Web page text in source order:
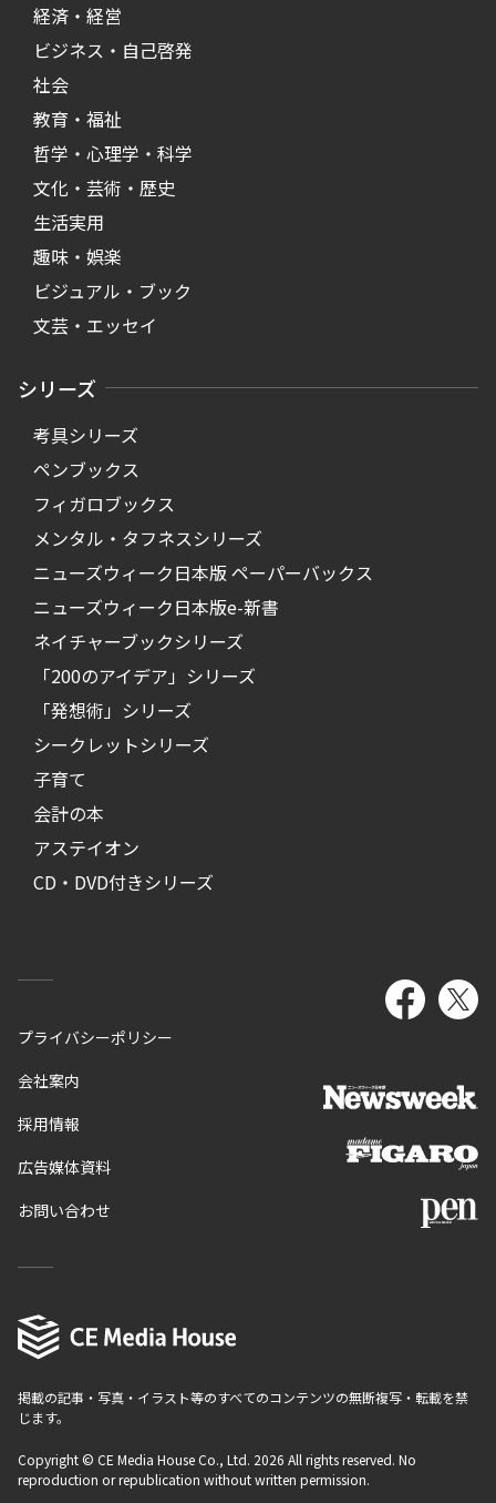
経済・経営
ビジネス・自己啓発
社会
教育・福祉
哲学・心理学・科学
文化・芸術・歴史
生活実用
趣味・娯楽
ビジュアル・ブック
文芸・エッセイ
シリーズ
考具シリーズ
ペンブックス
フィガロブックス
メンタル・タフネスシリーズ
ニューズウィーク日本版 ペーパーバックス
ニューズウィーク日本版e-新書
ネイチャーブックシリーズ
「200のアイデア」シリーズ
「発想術」シリーズ
シークレットシリーズ
子育て
会計の本
アステイオン
CD・DVD付きシリーズ
プライバシーポリシー
会社案内
採用情報
広告媒体資料
お問い合わせ
掲載の記事・写真・イラスト等のすべてのコンテンツの無断複写・転載を禁
じます。
Copyright © CE Media House Co., Ltd. 2026 All rights reserved. No
reproduction or republication without written permission.